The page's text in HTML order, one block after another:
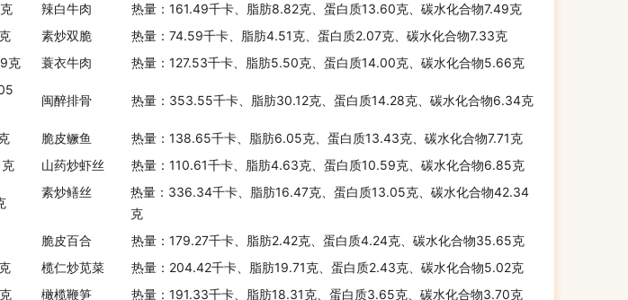
辣白牛肉
热量：161.49千卡、脂肪8.82克、蛋白质13.60克、碳水化合物7.49克
素炒双脆
热量：74.59千卡、脂肪4.51克、蛋白质2.07克、碳水化合物7.33克
克 蓑衣牛肉
热量：127.53千卡、脂肪5.50克、蛋白质14.00克、碳水化合物5.66克
闽醉排骨 热量：353.55千卡、脂肪30.12克、蛋白质14.28克、碳水化合物6.34克
脆皮鳜鱼
热量：138.65千卡、脂肪6.05克、蛋白质13.43克、碳水化合物7.71克
山药炒虾丝 热量：110.61千卡、脂肪4.63克、蛋白质10.59克、碳水化合物6.85克
素炒鳝丝
热量：336.34千卡、脂肪16.47克、蛋白质13.05克、碳水化合物42.34
克
脆皮百合
热量：179.27千卡、脂肪2.42克、蛋白质4.24克、碳水化合物35.65克
榄仁炒苋菜
热量：204.42千卡、脂肪19.71克、蛋白质2.43克、碳水化合物5.02克
橄榄鞭笋
热量：191.33千卡、脂肪18.31克、蛋白质3.65克、碳水化合物3.70克